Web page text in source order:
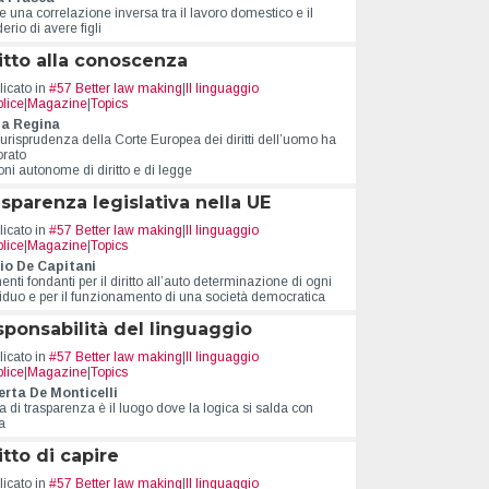
cosa,
tutti gli
per i diritti di tutti e
di pochi
about Per prima cosa, uccidiamo tutti gli avvocati
progresso e dello sviluppo
sociale
una correlazione inversa tra il lavoro domestico e il
di avere figli
alla conoscenza
in #57 Better law making
Il linguaggio
| Magazine| Topics
Regina
della Corte Europea dei diritti dell’uomo ha
autonome di diritto e di legge
legislativa nella UE
in #57 Better law making
Il linguaggio
| Magazine| Topics
De Capitani
fondanti per il diritto all’auto determinazione di ogni
e per il funzionamento di una società democratica
del linguaggio
in #57 Better law making
Il linguaggio
| Magazine| Topics
De Monticelli
di trasparenza è il luogo dove la logica si salda con
di capire
in #57 Better law making
Il linguaggio